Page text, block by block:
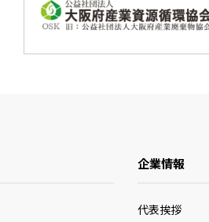
企業情報
代表挨拶